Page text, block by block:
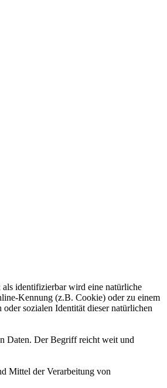
als identifizierbar wird eine natürliche
Kennung (z.B. Cookie) oder zu einem
sozialen Identität dieser natürlichen
Daten. Der Begriff reicht weit und
Mittel der Verarbeitung von